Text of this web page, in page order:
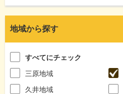
地域から探す
すべてにチェック
三原地域
久井地域